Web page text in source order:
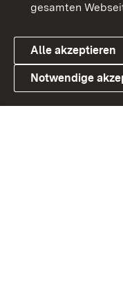
Link zum
Cookies
gesamten
Alle akzeptieren
Notwendige